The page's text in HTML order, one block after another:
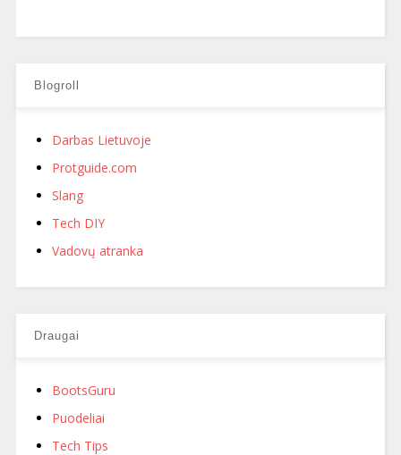
Blogroll
Darbas Lietuvoje
Protguide.com
Slang
Tech DIY
Vadovų atranka
Draugai
BootsGuru
Puodeliai
Tech Tips